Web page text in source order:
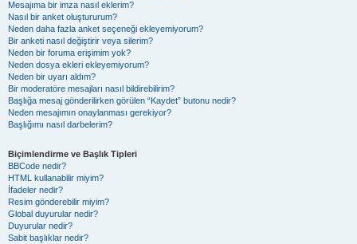
Mesajıma bir imza nasıl eklerim?
Nasıl bir anket oluştururum?
Neden daha fazla anket seçeneği ekleyemiyorum?
Bir anketi nasıl değiştirir veya silerim?
Neden bir foruma erişimim yok?
Neden dosya ekleri ekleyemiyorum?
Neden bir uyarı aldım?
Bir moderatöre mesajları nasıl bildirebilirim?
Başlığa mesaj gönderilirken görülen “Kaydet” butonu nedir?
Neden mesajımın onaylanması gerekiyor?
Başlığımı nasıl darbelerim?
Biçimlendirme ve Başlık Tipleri
BBCode nedir?
HTML kullanabilir miyim?
İfadeler nedir?
Resim gönderebilir miyim?
Global duyurular nedir?
Duyurular nedir?
Sabit başlıklar nedir?